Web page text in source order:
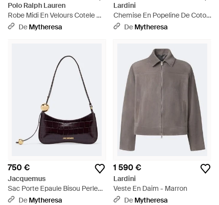
Polo Ralph Lauren
Robe Midi En Velours Cotele De
Coton - Marron
De Mytheresa
Lardini
Chemise En Popeline De Coton
A Rayures - Bleu
De Mytheresa
750 €
Jacquemus
Sac Porte Epaule Bisou Perle
Small En Cuir - Violet
De Mytheresa
1 590 €
Lardini
Veste En Daim - Marron
De Mytheresa